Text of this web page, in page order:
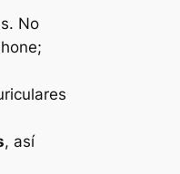
No
, así